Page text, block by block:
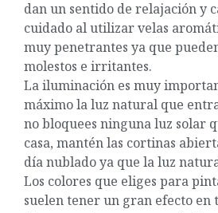
dan un sentido de relajación y
cuidado al utilizar velas
muy penetrantes ya que
molestos e irritantes.
La iluminación es muy
máximo la luz natural que
no bloquees ninguna luz solar
casa, mantén las cortinas
día nublado ya que la luz
Los colores que eliges para
suelen tener un gran efecto en